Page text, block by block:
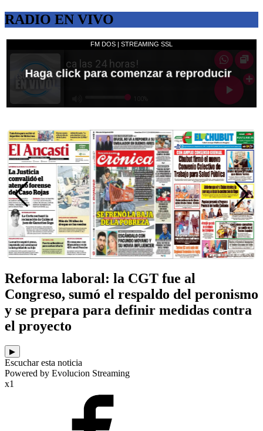
RADIO EN VIVO
Reforma laboral: la CGT fue al
Congreso, sumó el respaldo del peronismo
y se prepara para definir medidas contra
el proyecto
▶
Escuchar esta noticia
Powered by Evolucion Streaming
x1